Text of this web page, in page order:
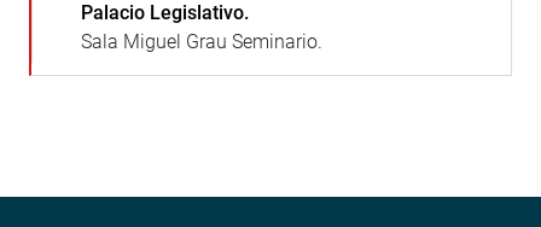
Palacio Legislativo.
Sala Miguel Grau Seminario.